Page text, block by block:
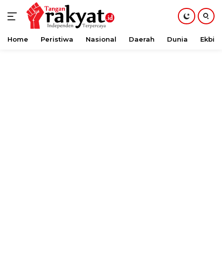
Langsung
Home Peristiwa Nasional Daerah Dunia Ekbis